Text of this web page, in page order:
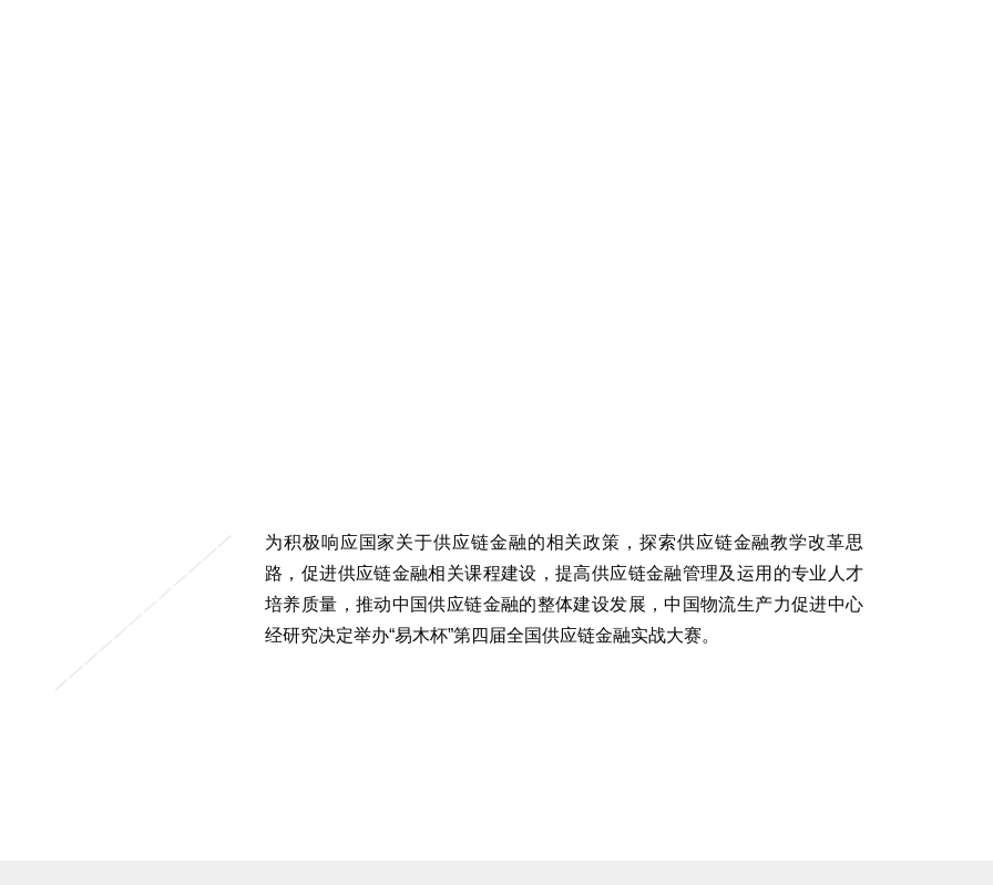
为积极响应国家关于供应链金融的相关政策，探索供应链金融教学改革思
路，促进供应链金融相关课程建设，提高供应链金融管理及运用的专业人才
培养质量，推动中国供应链金融的整体建设发展，中国物流生产力促进中心
经研究决定举办“易木杯”第四届全国供应链金融实战大赛。